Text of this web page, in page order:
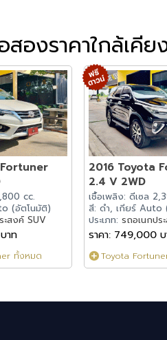
องราคาใกล้เคีย
cc.
(อัตโนมัติ)
ะสงค์ SUV
าท
ทั้งหมด
2016 Toyota
2.4 V 2WD
เชื้อเพลิง: ดีเซล
สี: ดำ, เกียร์ Auto
ประเภท: รถอเนกปร
ราคา: 749,000
Toyota